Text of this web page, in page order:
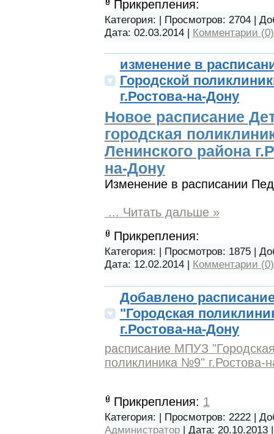
Прикрепления:
Категория: | Просмотров: 2704 |
Дата: 02.03.2014| Комментарии (0)
изменение в
Городской
г.Ростова-на-Дону
Новое расписание
городская
Ленинского района
на-Дону
Изменение в расписании
... Читать дальше »
Прикрепления:
Категория: | Просмотров: 1875 |
Дата: 12.02.2014| Комментарии (0)
Добавлено
"Городская
г.Ростова-на-Дону
расписание МПУЗ
поликлиника №9" г.Ростова-
Прикрепления: 1
Категория: | Просмотров: 2222 |
Администратор| Дата: 20.10.2013